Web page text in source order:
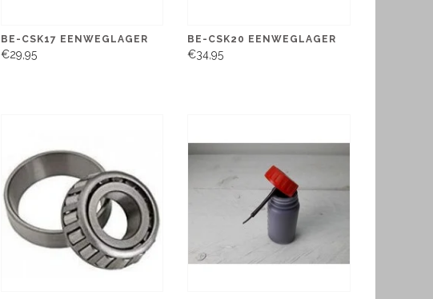
BE-CSK17 EENWEGLAGER
€29,95
BE-CSK20 EENWEGLAGER
€34,95